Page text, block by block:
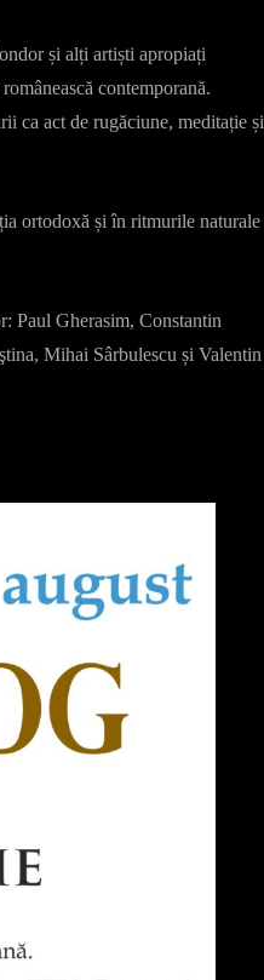
și alți artiști apropiați
contemporană.
ca act de rugăciune, meditație și
ortodoxă și în ritmurile naturale
Paul Gherasim, Constantin
Mihai Sârbulescu și Valentin